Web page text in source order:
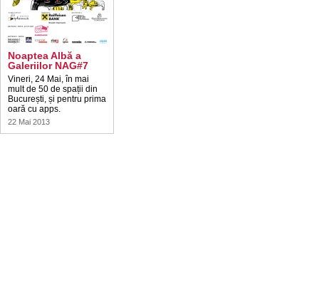
Noaptea Albă a
Galeriilor NAG#7
Vineri, 24 Mai, în mai
mult de 50 de spații din
București, și pentru prima
oară cu apps.
22 Mai 2013